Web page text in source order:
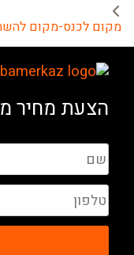
מקום לכנס-מקום
הצעת מחיר